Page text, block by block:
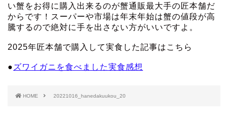
い蟹をお得に購入出来るのが蟹通販最大手の匠本舗だ
からです！スーパーや市場は年末年始は蟹の値段が高
騰するので絶対に手を出さない方がいいですよ。
2025年匠本舗で購入して実食した記事はこちら
● ズワイガニを食べました実食感想
HOME 20221016_hanedakuukou_20